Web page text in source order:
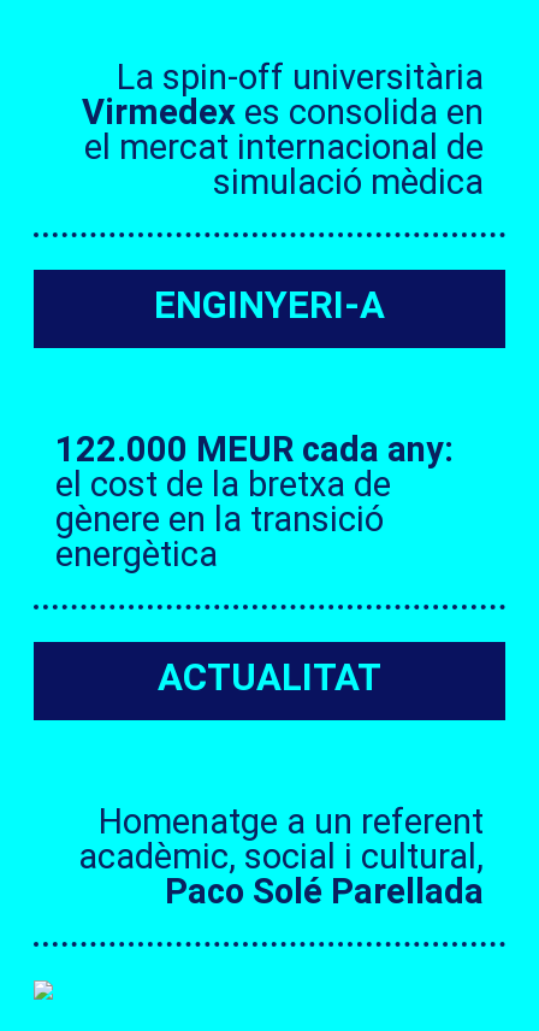
La spin-off universitària
Virmedex es consolida en
el mercat internacional de
simulació mèdica
ENGINYERI-A
122.000 MEUR cada any:
el cost de la bretxa de
gènere en la transició
energètica
ACTUALITAT
Homenatge a un referent
acadèmic, social i cultural,
Paco Solé Parellada